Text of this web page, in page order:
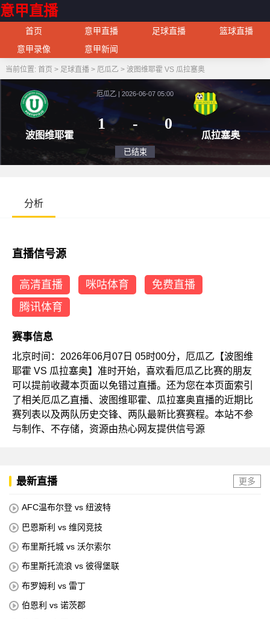
意甲直播
首页 意甲直播 足球直播
篮球直播
意甲录像
意甲新闻
当前位置: 首页 > 足球直播> 厄瓜乙 > 波图维耶霍 VS 瓜拉塞奥
波图维耶霍
厄瓜乙 | 2026-06-07 05:00
1
瓜
分析
直播信号源
高清直播 咪咕体育
免费直播
腾讯体育
赛事信息
北京时间：2026年06月07日 05时00分，厄瓜乙【波图维
耶霍 VS 瓜拉塞奥】准时开始，喜欢看厄瓜乙比赛的朋友
可以提前收藏本页面以免错过直播。还为您在本页面索引
了相关厄瓜乙直播、波图维耶霍、瓜拉塞奥直播的近期比
赛列表以及两队历史交锋、两队最新比赛赛程。本站不参
与制作、不存储，资源由热心网友提供信号源
最新直播 更多
AFC温布尔登 vs 纽波特
巴恩斯利 vs 维冈竞技
布里斯托城 vs 沃尔索尔
布里斯托流浪 vs 彼得堡联
布罗姆利 vs 雷丁
伯恩利 vs 诺茨郡